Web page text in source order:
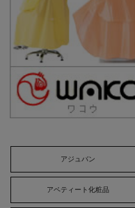
アジュバン
アペティート化粧品